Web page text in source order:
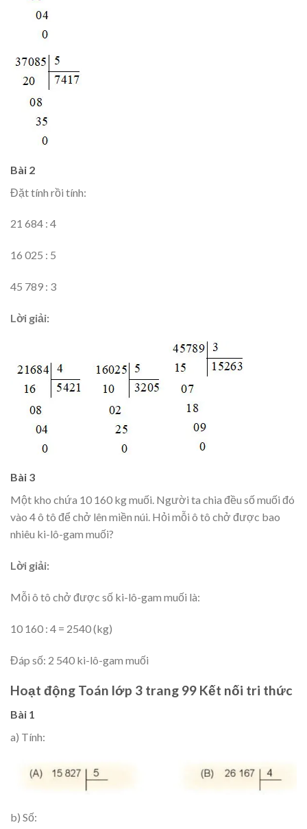
Bài 2
Đặt tính rồi tính:
21 684 : 4
16 025 : 5
45 789 : 3
Lời giải:
Bài 3
Một kho chứa 10 160 kg muối. Người ta chia đều số muối đó
vào 4 ô tô để chở lên miền núi. Hỏi mỗi ô tô chở được bao
nhiêu ki-lô-gam muối?
Lời giải:
Mỗi ô tô chở được số ki-lô-gam muối là:
10 160 : 4 = 2540 (kg)
Đáp số: 2 540 ki-lô-gam muối
Hoạt động Toán lớp 3 trang 99 Kết nối tri thức
Bài 1
a) Tính:
b) Số: